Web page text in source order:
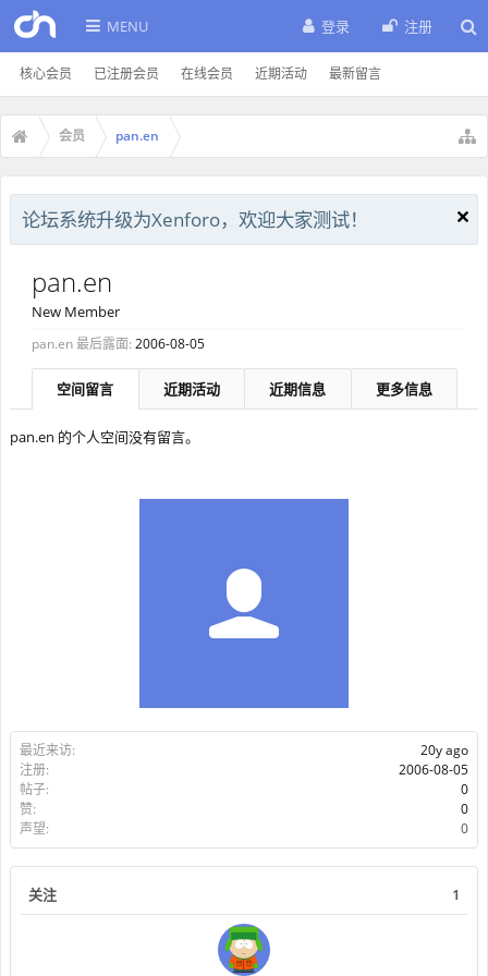
MENU
核心会员 已注册会员 在线会员 近期活动 最新留言
登录 注册
会员 pan.en
论坛系统升级为Xenforo，欢迎大家测试！
最近来访:
20y ago
注册:
2006-08-05
帖子:
0
赞:
0
声望:
0
关注 1
pan.en
New Member
pan.en 最后露面: 2006-08-05
空间留言 近期活动 近期信息 更多信息
pan.en 的个人空间没有留言。